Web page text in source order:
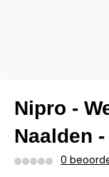
Nipro -
Naalden
0